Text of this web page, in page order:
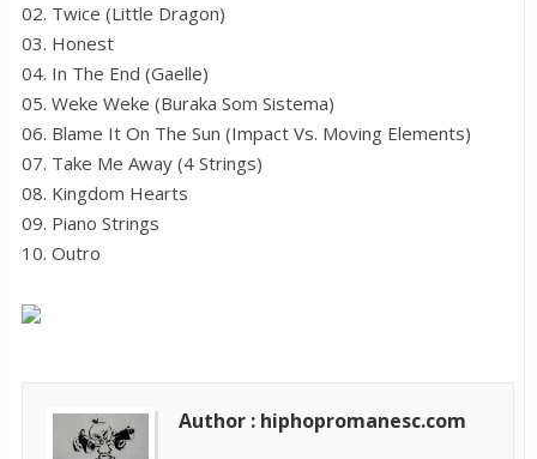
02. Twice (Little Dragon)
03. Honest
04. In The End (Gaelle)
05. Weke Weke (Buraka Som Sistema)
06. Blame It On The Sun (Impact Vs. Moving Elements)
07. Take Me Away (4 Strings)
08. Kingdom Hearts
09. Piano Strings
10. Outro
Author : hiphopromanesc.com